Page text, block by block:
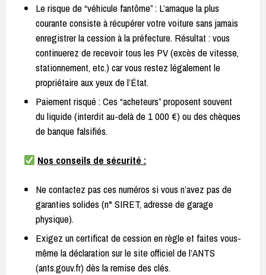
Le risque de “véhicule fantôme” : L’arnaque la plus
courante consiste à récupérer votre voiture sans jamais
enregistrer la cession à la préfecture. Résultat : vous
continuerez de recevoir tous les PV (excès de vitesse,
stationnement, etc.) car vous restez légalement le
propriétaire aux yeux de l’État.
Paiement risqué : Ces “acheteurs” proposent souvent
du liquide (interdit au-delà de 1 000 €) ou des chèques
de banque falsifiés.
Nos conseils de sécurité :
Ne contactez pas ces numéros si vous n’avez pas de
garanties solides (n° SIRET, adresse de garage
physique).
Exigez un certificat de cession en règle et faites vous-
même la déclaration sur le site officiel de l’ANTS
(ants.gouv.fr) dès la remise des clés.